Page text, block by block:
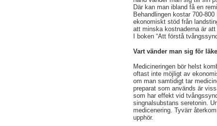
Där kan man ibland få en
Behandlingen kostar 700-
ekonomiskt stöd från
att minska kostnaderna är
I boken “Att förstå
Vart vänder man sig för
Medicineringen bör helst
oftast inte möjligt av
om man samtidigt tar
preparat som används är
som har effekt vid
singnalsubstans seretonin.
medicenering. Tyvärr
upphör.